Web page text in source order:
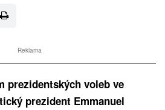
Reklama
prezidentských voleb ve
prezident Emmanuel